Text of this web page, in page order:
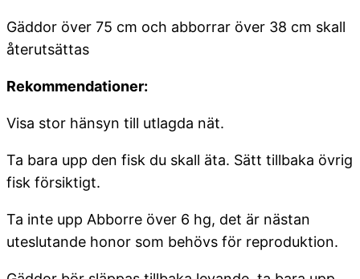
Gäddor över 75 cm och abborrar över 38 cm skall
återutsättas
Rekommendationer:
Visa stor hänsyn till utlagda nät.
Ta bara upp den fisk du skall äta. Sätt tillbaka övrig
fisk försiktigt.
Ta inte upp Abborre över 6 hg, det är nästan
uteslutande honor som behövs för reproduktion.